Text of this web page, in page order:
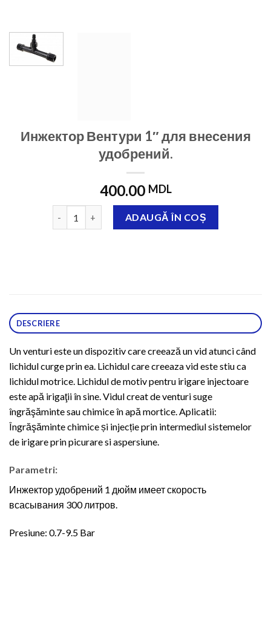
Инжектор Вентури 1″ для внесения
удобрений.
400.00 MDL
Cantitate Инжектор Вентури 1" для внесения
ADAUGĂ ÎN COȘ
DESCRIERE
Un venturi este un dispozitiv care creează un vid atunci când
lichidul curge prin ea. Lichidul care creeaza vid este stiu ca
lichidul motrice. Lichidul de motiv pentru irigare injectoare
este apă irigaţii în sine. Vidul creat de venturi suge
îngrăşăminte sau chimice în apă mortice. Aplicatii:
Îngrăşăminte chimice și injecție prin intermediul sistemelor
de irigare prin picurare si aspersiune.
Parametri:
Инжектор удобрений 1 дюйм имеет скорость
всасывания 300 литров.
Presiune: 0.7-9.5 Bar